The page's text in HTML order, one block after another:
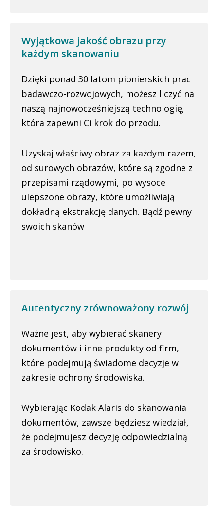
Wyjątkowa jakość obrazu przy
każdym skanowaniu
Dzięki ponad 30 latom pionierskich prac
badawczo-rozwojowych, możesz liczyć na
naszą najnowocześniejszą technologię,
która zapewni Ci krok do przodu.
Uzyskaj właściwy obraz za każdym razem,
od surowych obrazów, które są zgodne z
przepisami rządowymi, po wysoce
ulepszone obrazy, które umożliwiają
dokładną ekstrakcję danych. Bądź pewny
swoich skanów
Autentyczny zrównoważony rozwój
Ważne jest, aby wybierać skanery
dokumentów i inne produkty od firm,
które podejmują świadome decyzje w
zakresie ochrony środowiska.
Wybierając Kodak Alaris do skanowania
dokumentów, zawsze będziesz wiedział,
że podejmujesz decyzję odpowiedzialną
za środowisko.